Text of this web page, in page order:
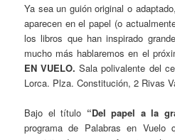
Ya sea un guión original o
aparecen en el papel (o
los libros que han inspirado
mucho más hablaremos en el
EN VUELO.Sala polivalente del
Lorca. Plza. Constitución, 2 Rivas
Bajo el título “Del papel a la
programa de Palabras en